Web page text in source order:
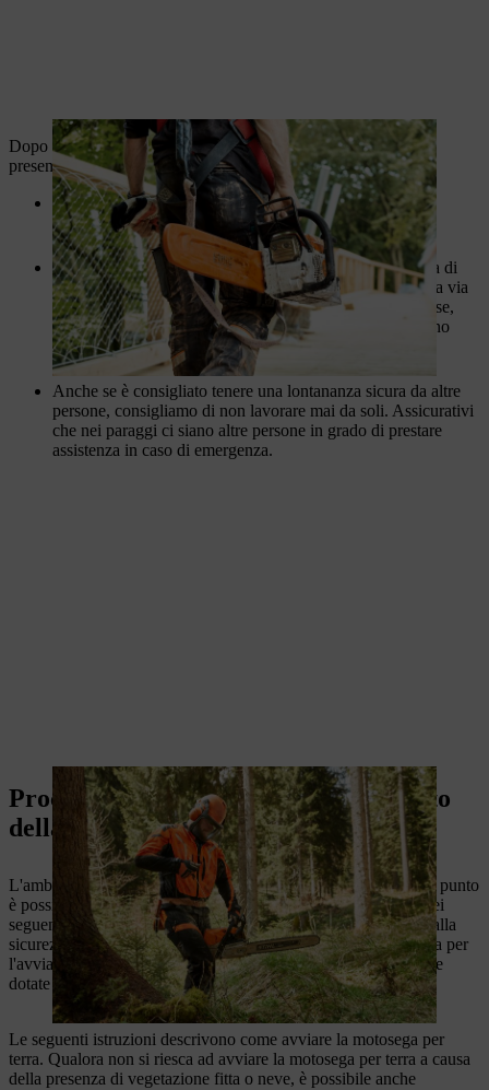
Dopo aver rifornito di carburantela motosega STIHL, tenere
presente le informazioni seguenti:
Tenersi sempre ad una distanza di 3 metri dal luogo di
rifornimento.
Esaminare l'ambiente di lavoro per verificare la presenza di
eventuali ostacoli e la loro natura. Mantenere sempre una via
di fuga libera in caso di emergenza. Le superfici scivolose,
irregolari o ghiacciate possono essere pericolose e devono
essere evitate.
Anche se è consigliato tenere una lontananza sicura da altre
persone, consigliamo di non lavorare mai da soli. Assicurativi
che nei paraggi ci siano altre persone in grado di prestare
assistenza in caso di emergenza.
Procedura dettagliata per l'avviamento
della motosega
L'ambiente di lavoro è stato controllato e reso sicuro. A questo punto
è possibile iniziare a lavorare con la motosega. Per ciascuno dei
seguenti passaggi, è necessario osservare le istruzioni relative alla
sicurezza contenute nel manuale d'uso. La prima guida è valida per
l'avviamento di una motosega senza M-Tronic. Per le macchine
dotate di
M-Tronic,consultare la seconda guida.
Le seguenti istruzioni descrivono come avviare la motosega per
terra. Qualora non si riesca ad avviare la motosega per terra a causa
della presenza di vegetazione fitta o neve, è possibile anche